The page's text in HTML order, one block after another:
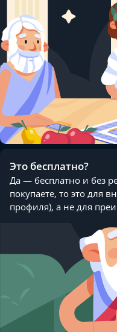
Это бесплатно?
Да — бесплатно и без
покупаете, то это для
профиля), а не для